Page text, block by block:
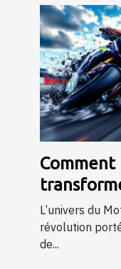
MotoGP ?
L’univers du
révolution
de...